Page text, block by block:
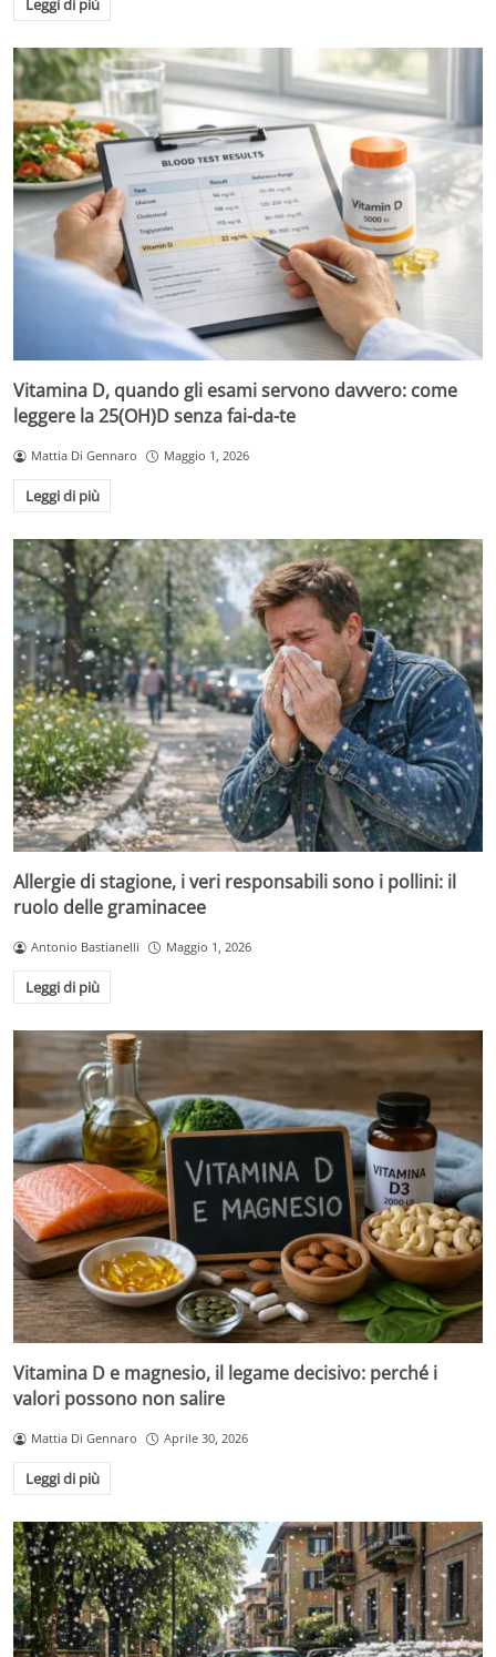
Leggi di più
Vitamina D, quando gli esami servono davvero: come
leggere la 25(OH)D senza fai-da-te
Mattia Di Gennaro Maggio 1, 2026
Leggi di più
Allergie di stagione, i veri responsabili sono i pollini: il
ruolo delle graminacee
Antonio Bastianelli Maggio 1, 2026
Leggi di più
Vitamina D e magnesio, il legame decisivo: perché i
valori possono non salire
Mattia Di Gennaro Aprile 30, 2026
Leggi di più